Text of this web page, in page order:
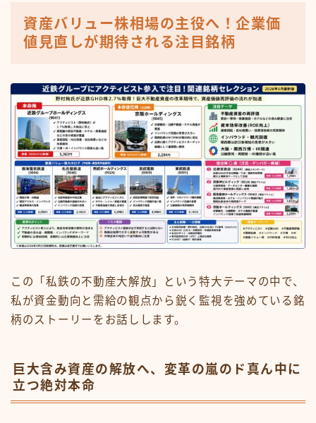
資産バリュー株相場の主役へ！企業価
値見直しが期待される注目銘柄
この「私鉄の不動産大解放」という特大テーマの中で、
私が資金動向と需給の観点から鋭く監視を強めている銘
柄のストーリーをお話しします。
巨大含み資産の解放へ、変革の嵐のド真ん中に
立つ絶対本命